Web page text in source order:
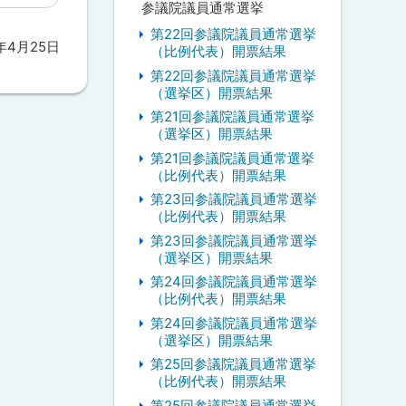
4月25日
参議院議員通常選挙
第22回参議院議員通常選挙
（比例代表）開票結果
第22回参議院議員通常選挙
（選挙区）開票結果
第21回参議院議員通常選挙
（選挙区）開票結果
第21回参議院議員通常選挙
（比例代表）開票結果
第23回参議院議員通常選挙
（比例代表）開票結果
第23回参議院議員通常選挙
（選挙区）開票結果
第24回参議院議員通常選挙
（比例代表）開票結果
第24回参議院議員通常選挙
（選挙区）開票結果
第25回参議院議員通常選挙
（比例代表）開票結果